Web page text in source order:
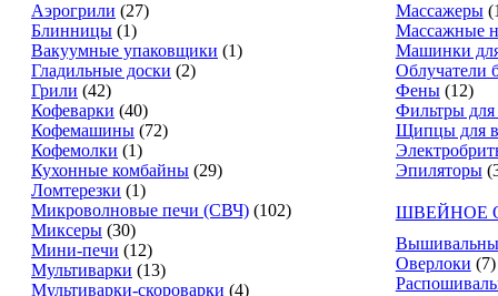
Аэрогрили (27)
Блинницы (1)
Вакуумные упаковщики (1)
Гладильные доски (2)
Грили (42)
Кофеварки (40)
Кофемашины (72)
Кофемолки (1)
Кухонные комбайны (29)
Ломтерезки (1)
Микроволновые печи (СВЧ) (102)
Миксеры (30)
Мини-печи (12)
Мультиварки (13)
Мультиварки-скороварки (4)
Массажеры
Массажные
Машинки
Облучатели
Фены (12)
Фильтры
Щипцы для
Эпиляторы
ШВЕЙНОЕ
Оверлоки (7)